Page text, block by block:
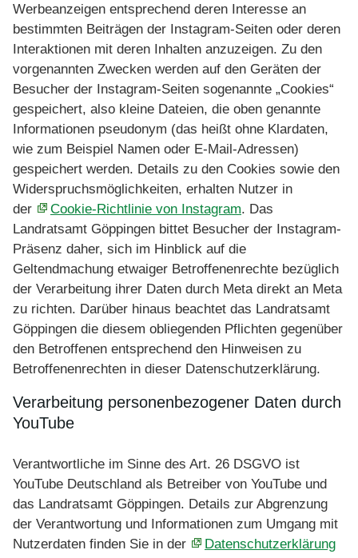
Werbeanzeigen entsprechend deren Interesse an
bestimmten Beiträgen der Instagram-Seiten oder deren
Interaktionen mit deren Inhalten anzuzeigen. Zu den
vorgenannten Zwecken werden auf den Geräten der
Besucher der Instagram-Seiten sogenannte „Cookies“
gespeichert, also kleine Dateien, die oben genannte
Informationen pseudonym (das heißt ohne Klardaten,
wie zum Beispiel Namen oder E-Mail-Adressen)
gespeichert werden. Details zu den Cookies sowie den
Widerspruchsmöglichkeiten, erhalten Nutzer in
der
Cookie-Richtlinie von Instagram. Das
Landratsamt Göppingen bittet Besucher der Instagram-
Präsenz daher, sich im Hinblick auf die
Geltendmachung etwaiger Betroffenenrechte bezüglich
der Verarbeitung ihrer Daten durch Meta direkt an Meta
zu richten. Darüber hinaus beachtet das Landratsamt
Göppingen die diesem obliegenden Pflichten gegenüber
den Betroffenen entsprechend den Hinweisen zu
Betroffenenrechten in dieser Datenschutzerklärung.
Verarbeitung personenbezogener Daten durch
YouTube
Verantwortliche im Sinne des Art. 26 DSGVO ist
YouTube Deutschland als Betreiber von YouTube und
das Landratsamt Göppingen. Details zur Abgrenzung
der Verantwortung und Informationen zum Umgang mit
Nutzerdaten finden Sie in der
Datenschutzerklärung